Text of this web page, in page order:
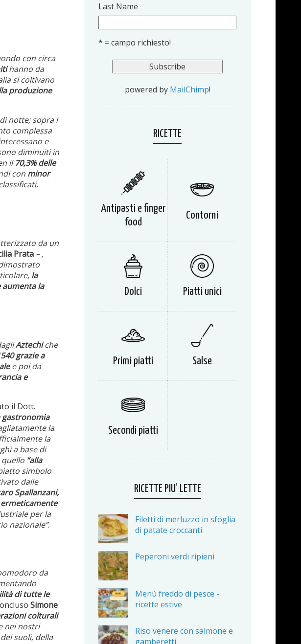
con circa
hanno da
si coltivano
produzione
notte; sopra i
complessa
e
diminuiti in
il70,3% delle
con minor
da un
Prata – ,
la
la
Aztechiche
grazie a
e poi da
e
il Dott.
gastronomia
la
la
a base di
“alla
simbolo
dalle
Spallanzani,
per la
nazionale”.
da
di tutte le
Simone
colturali
nei nostri
suoli, della
Last Name
* = campo richiesto!
powered by MailChimp!
RICETTE
Antipasti e finger
food
Contorni
Dolci Piatti unici
Primi piatti Salse
Secondi piatti
RICETTE PIU’ LETTE
Filetti di merluzzo in sfoglia
di patate croccanti
Peperoni verdi ripieni
Menù freddo di pesce -
ricette estive
Riso venere con salmone e
gamberetti